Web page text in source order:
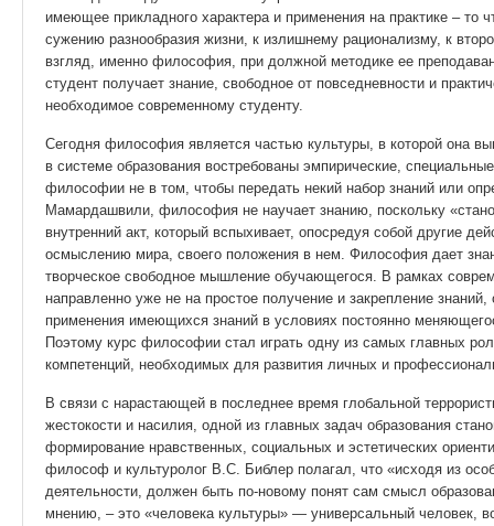
имеющее прикладного характера и применения на практике – то
сужению разнообразия жизни, к излишнему рационализму, к
взгляд, именно философия, при должной методике ее
студент получает знание, свободное от повседневности и
необходимое современному студенту.
Сегодня философия является частью культуры, в которой она
в системе образования востребованы эмпирические,
философии не в том, чтобы передать некий набор знаний или
Мамардашвили, философия не научает знанию, поскольку
внутренний акт, который вспыхивает, опосредуя собой другие
осмыслению мира, своего положения в нем. Философия дает
творческое свободное мышление обучающегося. В рамках
направленно уже не на простое получение и закрепление
применения имеющихся знаний в условиях постоянно
Поэтому курс философии стал играть одну из самых главных
компетенций, необходимых для развития личных и
В связи с нарастающей в последнее время глобальной
жестокости и насилия, одной из главных задач образования
формирование нравственных, социальных и эстетических
философ и культуролог В.С. Библер полагал, что «исходя из
деятельности, должен быть по-новому понят сам смысл
мнению, – это «человека культуры» — универсальный человек,